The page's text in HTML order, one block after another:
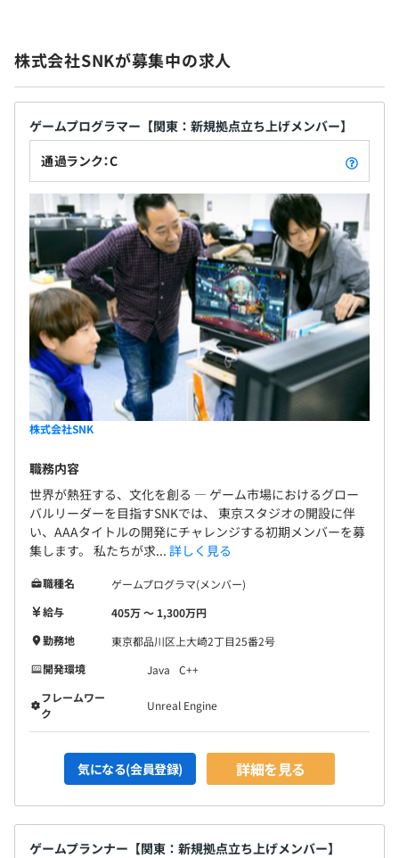
株式会社SNKが募集中の求人
ゲームプログラマー【関東：新規拠点立ち上げメンバー】
通過ランク：C
株式会社SNK
職務内容
世界が熱狂する、文化を創る ― ゲーム市場におけるグロー
バルリーダーを目指すSNKでは、 東京スタジオの開設に伴
い、AAAタイトルの開発にチャレンジする初期メンバーを募
集します。 私たちが求... 詳しく見る
職種名
ゲームプログラマ(メンバー)
給与
405万 〜 1,300万円
勤務地
東京都品川区上大崎2丁目25番2号
開発環境
Java
C++
フレームワー
ク
Unreal Engine
気になる(会員登録) 詳細を見る
ゲームプランナー【関東：新規拠点立ち上げメンバー】